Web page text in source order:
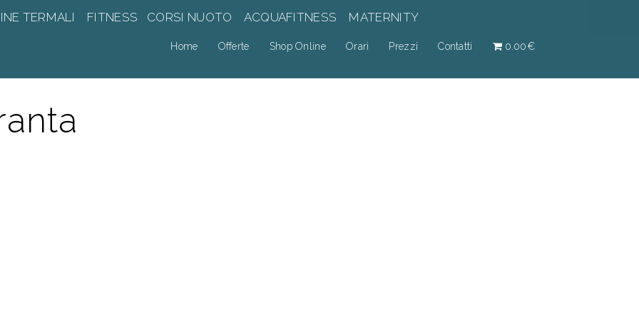
Home Offerte Shop Online Orari Prezzi Contatti 0.00€
TERMALI FITNESS CORSI NUOTO ACQUAFITNESS MATERNITY